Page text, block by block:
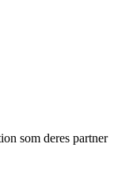
som deres partner